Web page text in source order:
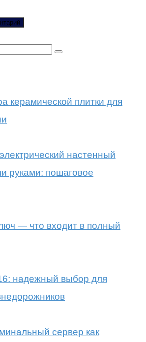
керамической плитки для
настенный
руками: пошаговое
— что входит в полный
надежный выбор для
сервер как